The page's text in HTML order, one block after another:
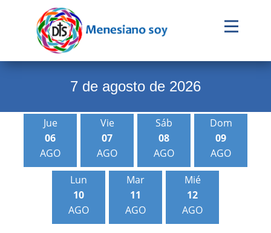
Evangelio
Novena
Institucional
Familia Menesiana
Pastoral Vocacional
Recursos
7 de agosto de 2026
Jue
06
AGO
Vie
07
AGO
Sáb
08
AGO
Dom
09
AGO
Lun
10
AGO
Mar
11
AGO
Mié
12
AGO